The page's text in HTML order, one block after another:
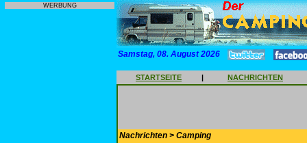
WERBUNG
Samstag, 08. August 2026
STARTSEITE | NACHRICHTEN
Nachrichten > Camping